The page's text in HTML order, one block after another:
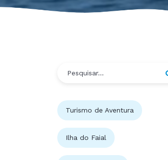
Turismo de Aventura
Ilha do Faial